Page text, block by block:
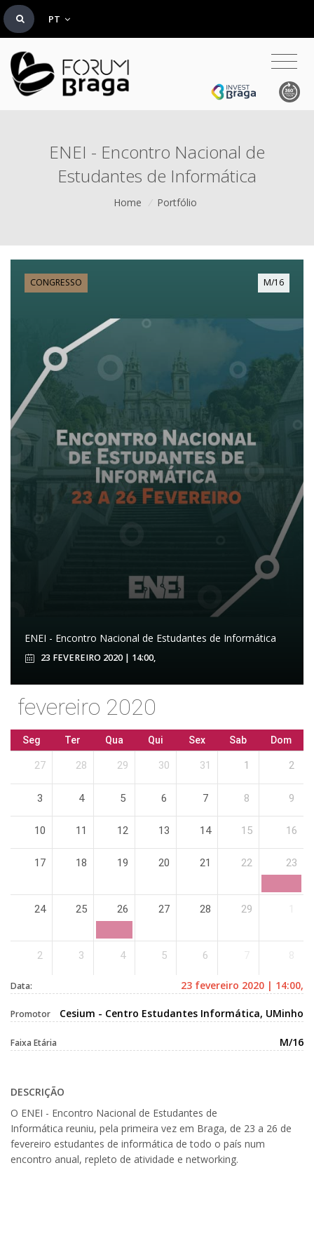
PT
ENEI - Encontro Nacional de
Estudantes de Informática
Home / Portfólio
CONGRESSO M/16
ENEI - Encontro Nacional de Estudantes de Informática
23 FEVEREIRO 2020 | 14:00,
fevereiro 2020
Seg Ter Qua Qui Sex Sab Dom
27 28 29 30 31 1 2
3 4 5 6 7 8 9
10 11 12 13 14 15 16
17 18 19 20 21 22 23
24 25 26 27 28 29
2 3 4 5 6
Data: 23 fevereiro 2020 | 14:00,
Promotor Cesium - Centro Estudantes Informática, UMinho
Faixa Etária M/16
DESCRIÇÃO
O ENEI - Encontro Nacional de Estudantes de
Informática reuniu, pela primeira vez em Braga, de 23 a 26 de
fevereiro estudantes de informática de todo o país num
encontro anual, repleto de atividade e networking.